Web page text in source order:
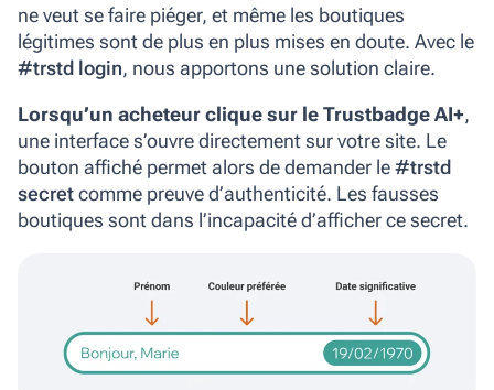
ne veut se faire piéger, et même les boutiques
légitimes sont de plus en plus mises en doute. Avec le
#trstd login, nous apportons une solution claire.
Lorsqu’un acheteur clique sur le Trustbadge AI+,
une interface s’ouvre directement sur votre site. Le
bouton affiché permet alors de demander le#trstd
secretcomme preuve d’authenticité. Les fausses
boutiques sont dans l’incapacité d’afficher ce secret.